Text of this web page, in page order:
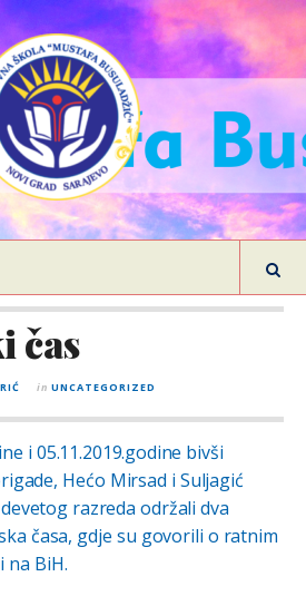
čas
in UNCATEGORIZED
i 05.11.2019.godine bivši
Hećo Mirsad i Suljagić
razreda održali dva
časa, gdje su govorili o ratnim
na BiH.